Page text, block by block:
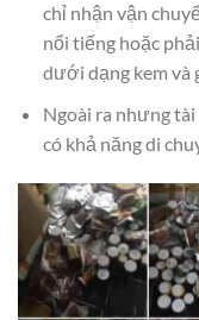
chỉ nhận vận
nổi tiếng hoặc
dưới dạng kem và
Ngoài ra nhưng
có khả năng di